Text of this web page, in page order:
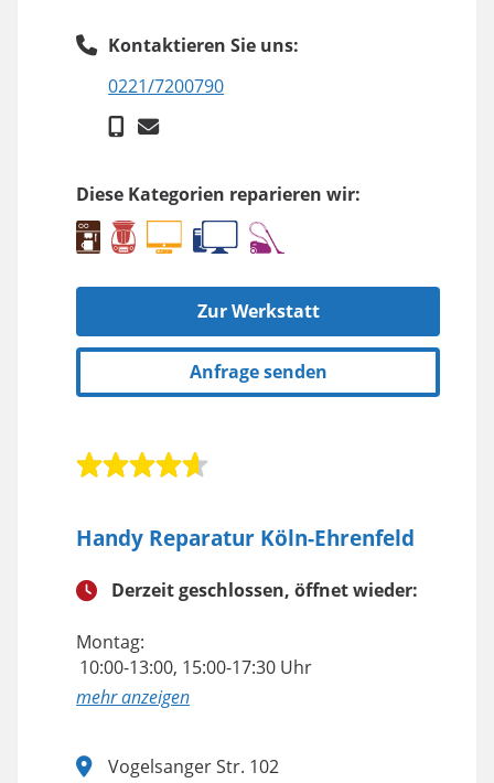
Kontaktieren Sie uns:
0221/7200790
Diese Kategorien reparieren wir:
Zur Werkstatt
Anfrage senden
Handy Reparatur Köln-Ehrenfeld
Derzeit geschlossen, öffnet wieder:
Montag:
10:00-13:00, 15:00-17:30 Uhr
anzeigen
Vogelsanger Str. 102